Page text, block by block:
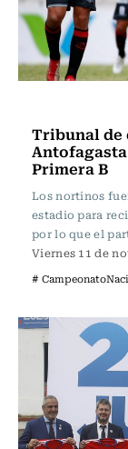
Tribunal de
Primera B
Los nortinos
estadio para
por lo que el
Viernes 11 de
#